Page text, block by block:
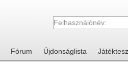
Fórum Újdonságlista